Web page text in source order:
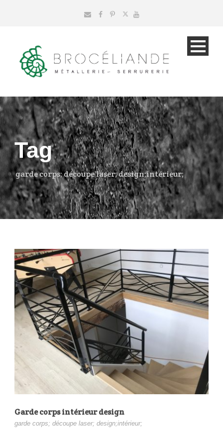
Tag
garde corps; découpe laser; design;intérieur;
Garde corps intérieur design
garde corps; découpe laser; design;intérieur;